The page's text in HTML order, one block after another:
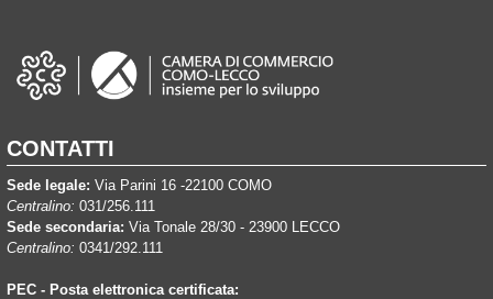
CONTATTI
Sede legale: Via Parini 16 -22100 COMO
Centralino: 031/256.111
Sede secondaria: Via Tonale 28/30 - 23900 LECCO
Centralino: 0341/292.111
PEC - Posta elettronica certificata: